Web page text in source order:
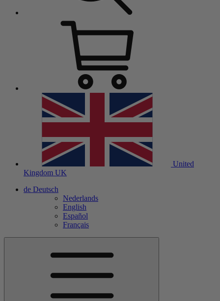
United
Kingdom UK
de Deutsch
Nederlands
English
Español
Français